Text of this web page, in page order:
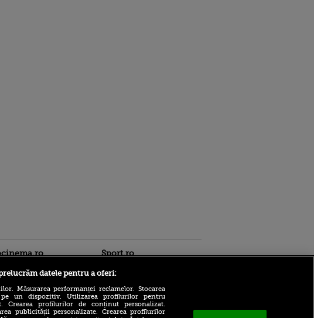
Sport.ro
datele pentru a oferi:
Măsurarea performanței reclamelor. Stocarea
un dispozitiv. Utilizarea profilurilor pentru
Crearea profilurilor de conținut personalizat.
publicității personalizate. Crearea profilurilor